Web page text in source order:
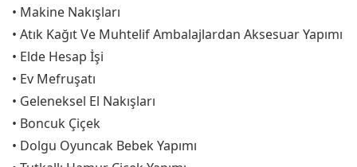
• Makine Nakışları
• Atık Kağıt Ve Muhtelif Ambalajlardan Aksesuar Yapımı
• Elde Hesap İşi
• Ev Mefruşatı
• Geleneksel El Nakışları
• Boncuk Çiçek
• Dolgu Oyuncak Bebek Yapımı